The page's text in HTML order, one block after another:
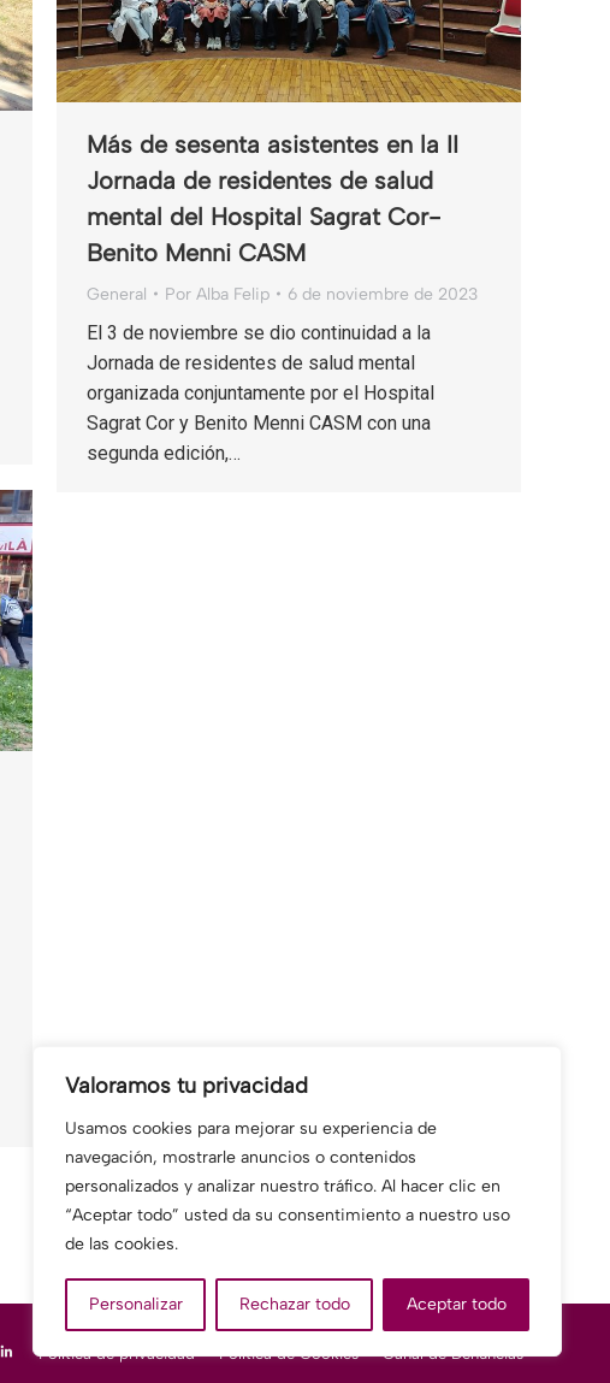
Valoramos tu privacidad
Usamos cookies para mejorar su experiencia de
navegación, mostrarle anuncios o contenidos
personalizados y analizar nuestro tráfico. Al hacer clic en
“Aceptar todo” usted da su consentimiento a nuestro uso
de las cookies.
Personalizar Rechazar todo Aceptar todo
Más de sesenta asistentes en la II
Jornada de residentes de salud
mental del Hospital Sagrat Cor-
Benito Menni CASM
General Por Alba Felip 6 de noviembre de 2023
El 3 de noviembre se dio continuidad a la
Jornada de residentes de salud mental
organizada conjuntamente por el Hospital
Sagrat Cor y Benito Menni CASM con una
segunda edición,…
Política de privacidad Política de Cookies Canal de Denuncias